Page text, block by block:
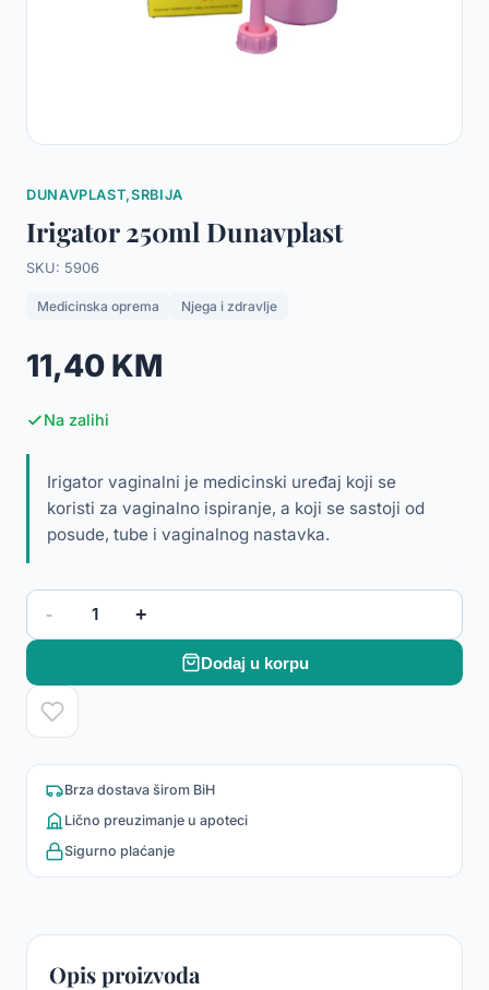
DUNAVPLAST,SRBIJA
Irigator 250ml Dunavplast
SKU: 5906
Medicinska oprema Njega i zdravlje
11,40 KM
Na zalihi
Irigator vaginalni je medicinski uređaj koji se
koristi za vaginalno ispiranje, a koji se sastoji od
posude, tube i vaginalnog nastavka.
- 1 +
Dodaj u korpu
Brza dostava širom BiH
Lično preuzimanje u apoteci
Sigurno plaćanje
Opis proizvoda